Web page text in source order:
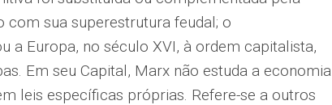
com sua superestrutura feudal; o
a Europa, no século XVI, à ordem capitalista,
Em seu Capital, Marx não estuda a economia
leis específicas próprias. Refere-se a outros